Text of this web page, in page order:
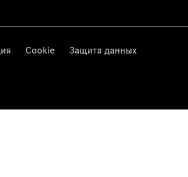
Cookie Защита данных